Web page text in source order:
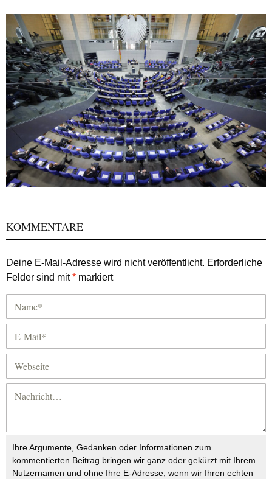
KOMMENTARE
Deine E-Mail-Adresse wird nicht veröffentlicht. Erforderliche
Felder sind mit* markiert
Ihre Argumente, Gedanken oder Informationen zum
kommentierten Beitrag bringen wir ganz oder gekürzt mit Ihrem
Nutzernamen und ohne Ihre E-Adresse, wenn wir Ihren echten